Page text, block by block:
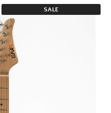
SALE